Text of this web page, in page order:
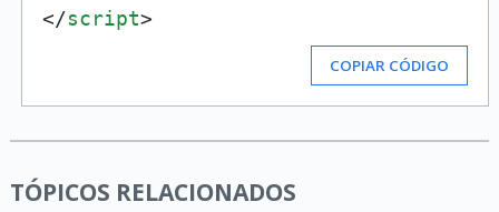
</script>
COPIAR CÓDIGO
TÓPICOS RELACIONADOS